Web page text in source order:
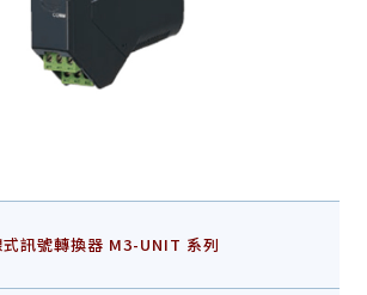
式訊號轉換器 M3-UNIT 系列